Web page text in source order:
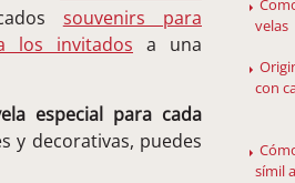
souvenirs para
los invitados a una
especial para cada
y decorativas, puedes
velas
con
símil